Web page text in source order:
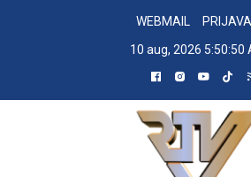
WEBMAIL
PRIJAVA
10 aug, 2026 5:50:51